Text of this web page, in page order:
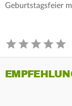
Geburtstagsfeier